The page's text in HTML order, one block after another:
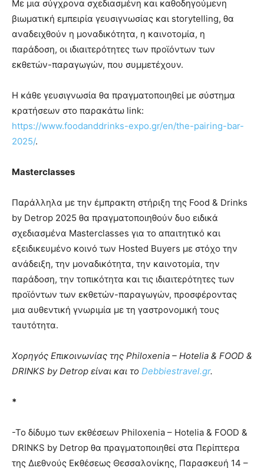
Με μια σύγχρονα σχεδιασμένη και καθοδηγούμενη
βιωματική εμπειρία γευσιγνωσίας και storytelling, θα
αναδειχθούν η μοναδικότητα, η καινοτομία, η
παράδοση, οι ιδιαιτερότητες των προϊόντων των
εκθετών-παραγωγών, που συμμετέχουν.
Η κάθε γευσιγνωσία θα πραγματοποιηθεί με σύστημα
κρατήσεων στο παρακάτω link:
https://www.foodanddrinks-expo.gr/en/the-pairing-bar-
2025/.
Masterclasses
Παράλληλα με την έμπρακτη στήριξη της Food & Drinks
by Detrop 2025 θα πραγματοποιηθούν δυο ειδικά
σχεδιασμένα Masterclasses για το απαιτητικό και
εξειδικευμένο κοινό των Hosted Buyers με στόχο την
ανάδειξη, την μοναδικότητα, την καινοτομία, την
παράδοση, την τοπικότητα και τις ιδιαιτερότητες των
προϊόντων των εκθετών-παραγωγών, προσφέροντας
μια αυθεντική γνωριμία με τη γαστρονομική τους
ταυτότητα.
Χορηγός Επικοινωνίας της Philoxenia – Hotelia & FOOD &
DRINKS by Detrop είναι και το Debbiestravel.gr.
*
-Το δίδυμο των εκθέσεων Philoxenia – Hotelia & FOOD &
DRINKS by Detrop θα πραγματοποιηθεί στα Περίπτερα
της Διεθνούς Εκθέσεως Θεσσαλονίκης, Παρασκευή 14 –